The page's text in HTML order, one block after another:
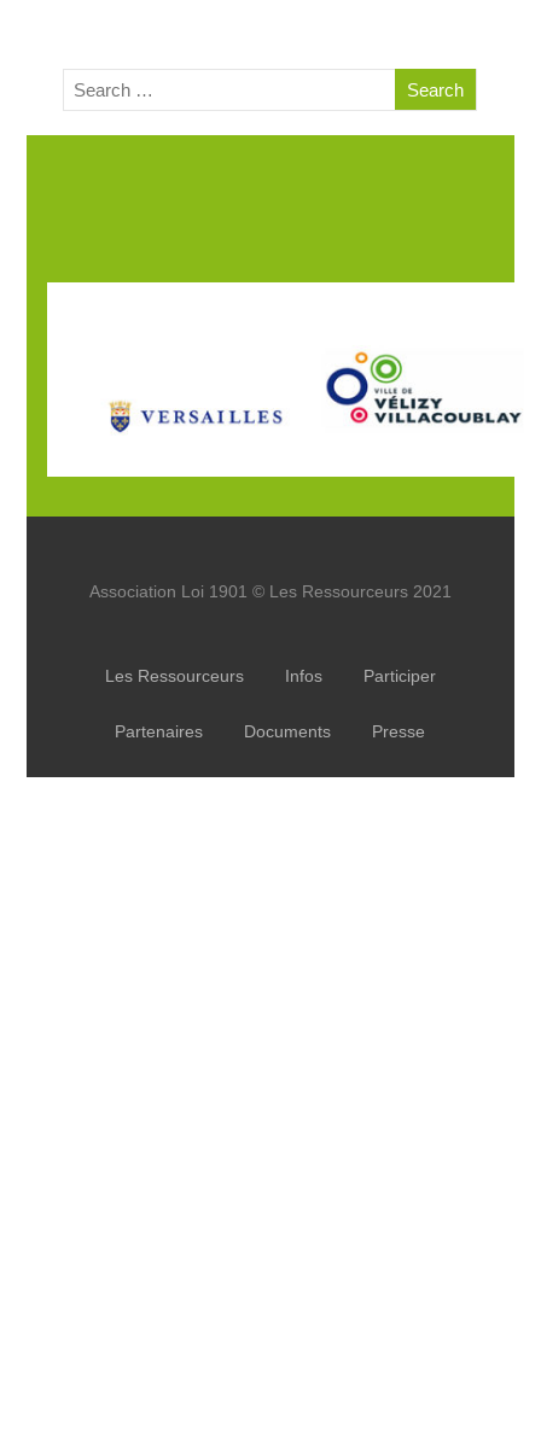
Association Loi 1901 © Les Ressourceurs 2021
Les Ressourceurs Infos Participer
Partenaires Documents Presse